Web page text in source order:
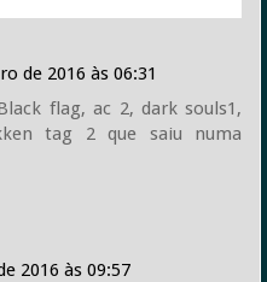
de 2016 às 06:31
flag, ac 2, dark souls1,
tag 2 que saiu numa
2016 às 09:57